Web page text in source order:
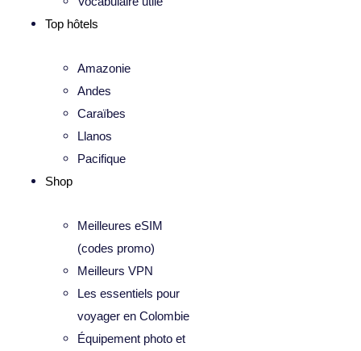
Top hôtels
Amazonie
Andes
Caraïbes
Llanos
Pacifique
Shop
Meilleures eSIM
(codes promo)
Meilleurs VPN
Les essentiels pour
voyager en Colombie
Équipement photo et